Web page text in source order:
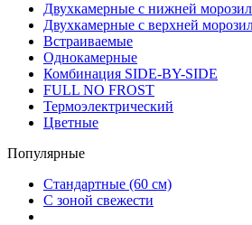
Двухкамерные с нижней
Двухкамерные с верхней
Встраиваемые
Однокамерные
Комбинация SIDE-BY-SIDE
FULL NO FROST
Термоэлектрический
Цветные
Популярные
Стандартные (60 см)
С зоной свежести